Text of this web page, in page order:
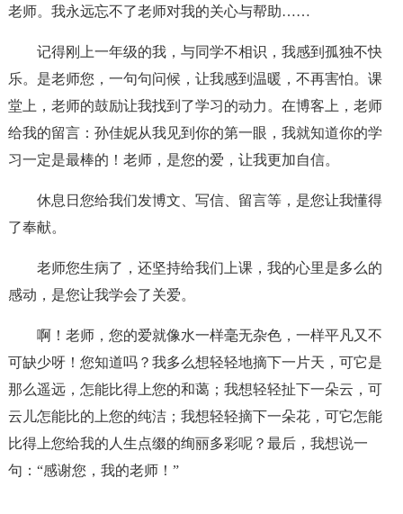
老师。我永远忘不了老师对我的关心与帮助……
记得刚上一年级的我，与同学不相识，我感到孤独不快
乐。是老师您，一句句问候，让我感到温暖，不再害怕。课
堂上，老师的鼓励让我找到了学习的动力。在博客上，老师
给我的留言：孙佳妮从我见到你的第一眼，我就知道你的学
习一定是最棒的！老师，是您的爱，让我更加自信。
休息日您给我们发博文、写信、留言等，是您让我懂得
了奉献。
老师您生病了，还坚持给我们上课，我的心里是多么的
感动，是您让我学会了关爱。
啊！老师，您的爱就像水一样毫无杂色，一样平凡又不
可缺少呀！您知道吗？我多么想轻轻地摘下一片天，可它是
那么遥远，怎能比得上您的和蔼；我想轻轻扯下一朵云，可
云儿怎能比的上您的纯洁；我想轻轻摘下一朵花，可它怎能
比得上您给我的人生点缀的绚丽多彩呢？最后，我想说一
句：“感谢您，我的老师！”